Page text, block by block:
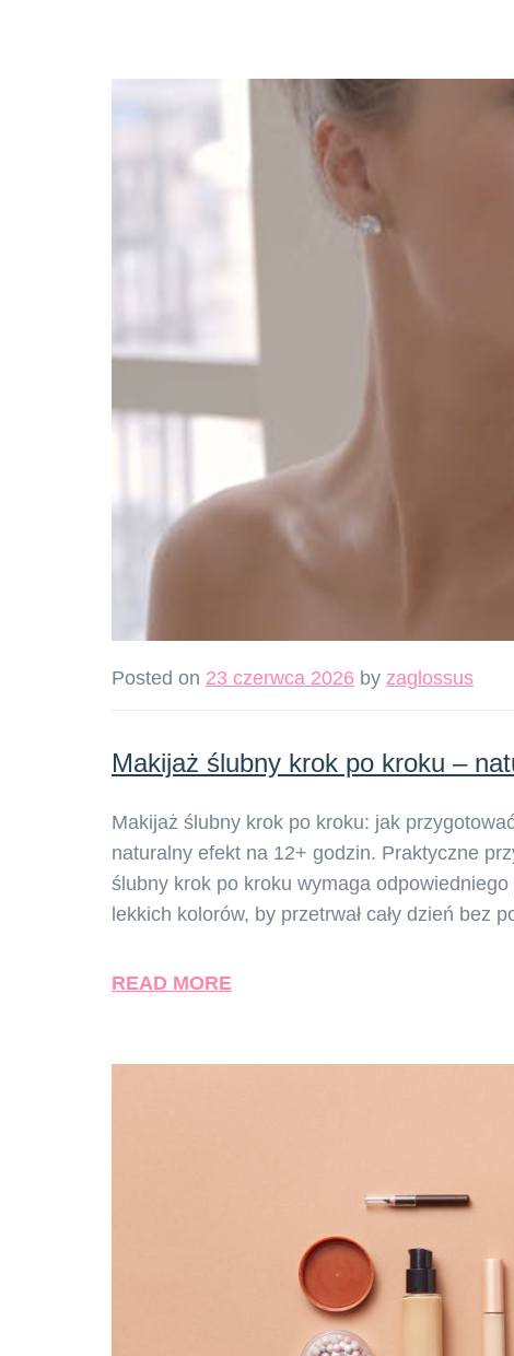
Posted on 23 czerwca 2026 by zaglossus
Makijaż ślubny krok po kroku –
Makijaż ślubny krok po kroku: jak
naturalny efekt na 12+ godzin. Praktyczne
ślubny krok po kroku wymaga
lekkich kolorów, by przetrwał cały dzień bez
READ MORE